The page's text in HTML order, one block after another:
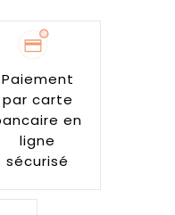
Paiement
par carte
en
ligne
sécurisé